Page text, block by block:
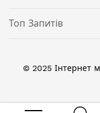
Топ Запитів
© 2025 Інтернет